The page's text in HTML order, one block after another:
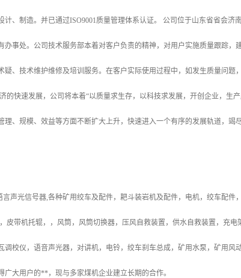
、制造。并已通过ISO9001质量管理体系认证。 公司位于山东省省会济
事处。公司技术服务部本着对客户负责的精神，对用户实施质量跟踪，
、技术维护维修及培训服务。在客户实际使用过程中，如发生质量问题
快速发展，公司将本着“以质量求生存，以科技求发展，开创企业，生产
、规模、效益等方面不断扩大上升，快速进入一个有序的发展轨道，竭
声光信号器,各种矿用绞车及配件，耙斗装岩机及配件，电机，绞车配件
皮带机托辊，，风筒，风筒切换器，压风自救装置，供水自救装置，充电
校仪，语音声光器，对讲机，电铃，绞车刹车总成，矿用水泵，矿用风
大用户的**，现与多家煤机企业建立长期的合作。